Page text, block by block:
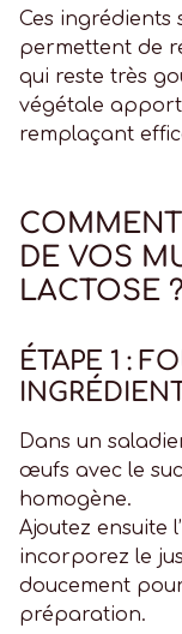
Ces ingrédients
permettent de
qui reste très
végétale
remplaçant
COMMENT
DE VOS
LACTOSE ?
ÉTAPE 1 :
Dans un
œufs avec le
homogène.
Ajoutez ensuite
incorporez le
doucement
préparation.